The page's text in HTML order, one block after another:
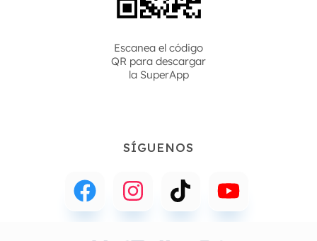
Escanea el código
QR para descargar
la SuperApp
SÍGUENOS